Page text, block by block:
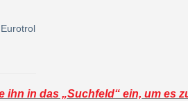
in das „Suchfeld“ ein, um es